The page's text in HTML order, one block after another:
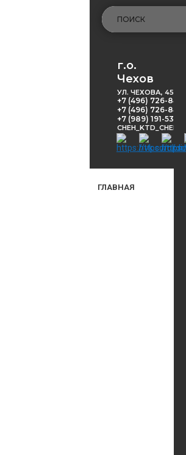
г.о.
Чехов
УЛ. ЧЕХОВА, 45
+7 (496) 726-
+7 (496) 726-
+7 (989) 191-53-
ГЛАВНАЯ